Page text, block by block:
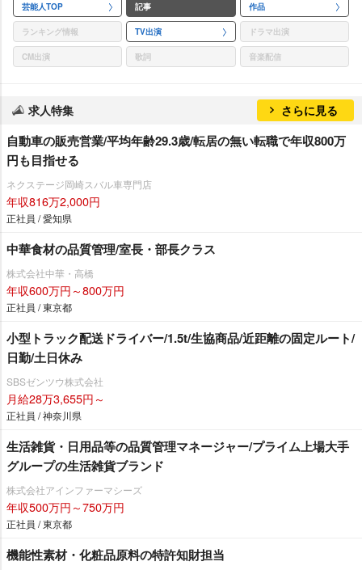
芸能人TOP 記事 作品
ランキング情報 TV出演 ドラマ出演
CM出演 歌詞 音楽配信
求人特集 さらに見る
自動車の販売営業/平均年齢29.3歳/転居の無い転職で年収800万
円も目指せる
ネクステージ岡崎スバル車専門店
年収816万2,000円
正社員 / 愛知県
中華食材の品質管理/室長・部長クラス
株式会社中華・高橋
年収600万円～800万円
正社員 / 東京都
小型トラック配送ドライバー/1.5t/生協商品/近距離の固定ルート/
日勤/土日休み
SBSゼンツウ株式会社
月給28万3,655円～
正社員 / 神奈川県
生活雑貨・日用品等の品質管理マネージャー/プライム上場大手
グループの生活雑貨ブランド
株式会社アインファーマシーズ
年収500万円～750万円
正社員 / 東京都
機能性素材・化粧品原料の特許知財担当